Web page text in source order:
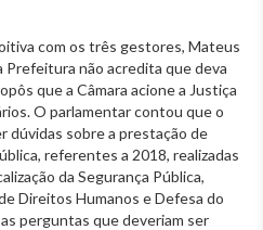
com os três gestores, Mateus
Prefeitura não acredita que deva
que a Câmara acione a Justiça
O parlamentar contou que o
dúvidas sobre a prestação de
referentes a 2018, realizadas
da Segurança Pública,
Direitos Humanos e Defesa do
perguntas que deveriam ser